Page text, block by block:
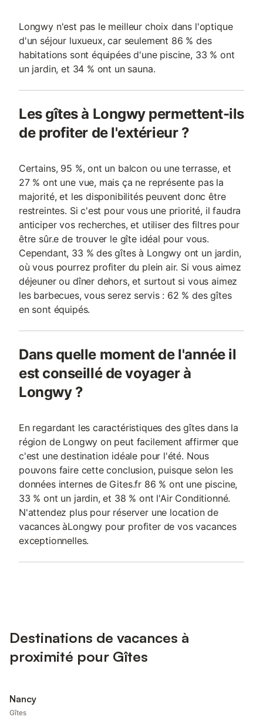
Longwy n'est pas le meilleur choix dans l'optique
d'un séjour luxueux, car seulement 86 % des
habitations sont équipées d'une piscine, 33 % ont
un jardin, et 34 % ont un sauna.
Les gîtes à Longwy permettent-ils
de profiter de l'extérieur ?
Certains, 95 %, ont un balcon ou une terrasse, et
27 % ont une vue, mais ça ne représente pas la
majorité, et les disponibilités peuvent donc être
restreintes. Si c'est pour vous une priorité, il faudra
anticiper vos recherches, et utiliser des filtres pour
être sûr.e de trouver le gîte idéal pour vous.
Cependant, 33 % des gîtes à Longwy ont un jardin,
où vous pourrez profiter du plein air. Si vous aimez
déjeuner ou dîner dehors, et surtout si vous aimez
les barbecues, vous serez servis : 62 % des gîtes
en sont équipés.
Dans quelle moment de l'année il
est conseillé de voyager à
Longwy ?
En regardant les caractéristiques des gîtes dans la
région de Longwy on peut facilement affirmer que
c'est une destination idéale pour l'été. Nous
pouvons faire cette conclusion, puisque selon les
données internes de Gites.fr 86 % ont une piscine,
33 % ont un jardin, et 38 % ont l'Air Conditionné.
N'attendez plus pour réserver une location de
vacances àLongwy pour profiter de vos vacances
exceptionnelles.
Destinations de vacances à
proximité pour Gîtes
Nancy
Gîtes